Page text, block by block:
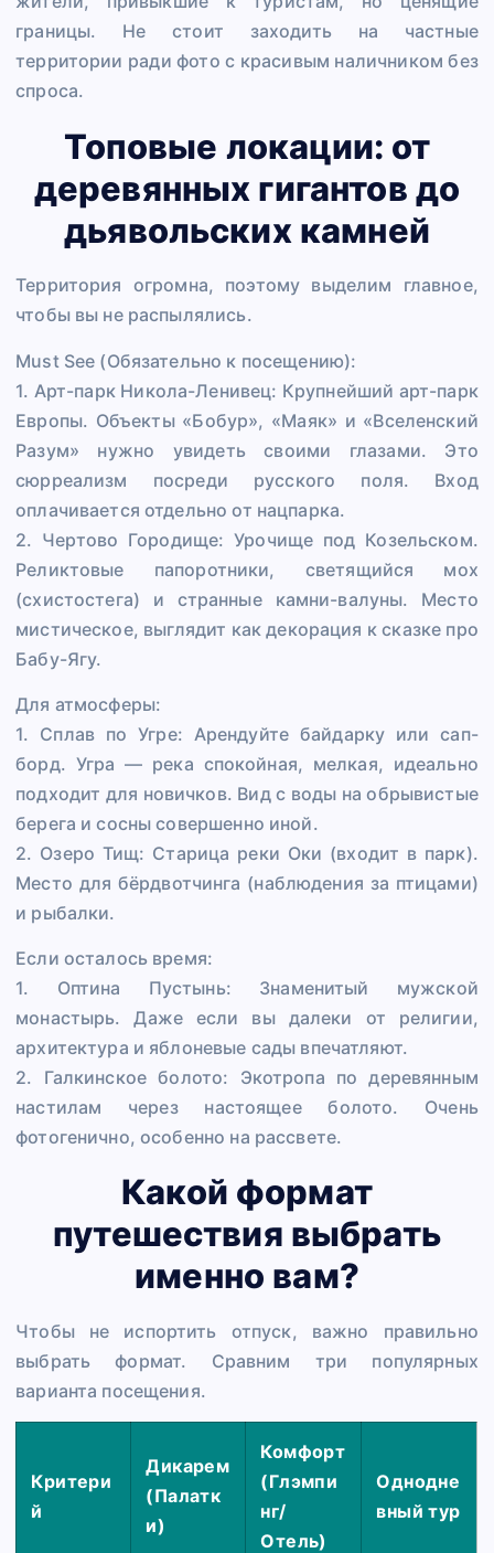
границы. Не стоит заходить на частные
территории ради фото с красивым наличником без
спроса.
Топовые локации: от
деревянных гигантов до
дьявольских камней
Территория огромна, поэтому выделим главное,
чтобы вы не распылялись.
Must See (Обязательно к посещению):
1. Арт-парк Никола-Ленивец: Крупнейший арт-парк
Европы. Объекты «Бобур», «Маяк» и «Вселенский
Разум» нужно увидеть своими глазами. Это
сюрреализм посреди русского поля. Вход
оплачивается отдельно от нацпарка.
2. Чертово Городище: Урочище под Козельском.
Реликтовые папоротники, светящийся мох
(схистостега) и странные камни-валуны. Место
мистическое, выглядит как декорация к сказке про
Бабу-Ягу.
Для атмосферы:
1. Сплав по Угре: Арендуйте байдарку или сап-
борд. Угра — река спокойная, мелкая, идеально
подходит для новичков. Вид с воды на обрывистые
берега и сосны совершенно иной.
2. Озеро Тищ: Старица реки Оки (входит в парк).
Место для бёрдвотчинга (наблюдения за птицами)
и рыбалки.
Если осталось время:
1. Оптина Пустынь: Знаменитый мужской
монастырь. Даже если вы далеки от религии,
архитектура и яблоневые сады впечатляют.
2. Галкинское болото: Экотропа по деревянным
настилам через настоящее болото. Очень
фотогенично, особенно на рассвете.
Какой формат
путешествия выбрать
именно вам?
Чтобы не испортить отпуск, важно правильно
выбрать формат. Сравним три популярных
варианта посещения.
Критери
й
Дикарем
(Палатк
и)
Комфорт
(Глэмпи
нг/
Отель)
Однодне
вный тур